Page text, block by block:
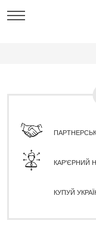
КАР'ЄРНИЙ
КУПУЙ